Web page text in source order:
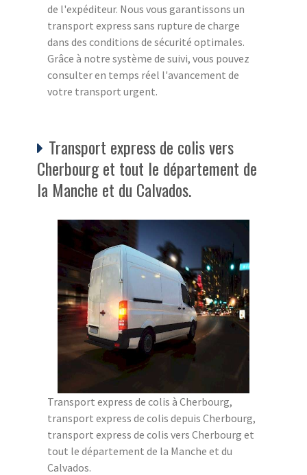
de l'expéditeur. Nous vous garantissons un
transport express sans rupture de charge
dans des conditions de sécurité optimales.
Grâce à notre système de suivi, vous pouvez
consulter en temps réel l'avancement de
votre transport urgent.
Transport express de colis vers
Cherbourg et tout le département de
la Manche et du Calvados.
Transport express de colis à Cherbourg,
transport express de colis depuis Cherbourg,
transport express de colis vers Cherbourg et
tout le département de la Manche et du
Calvados.